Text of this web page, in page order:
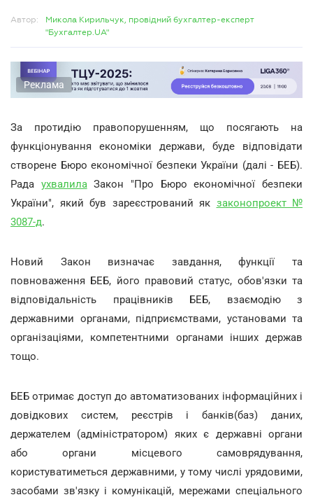
Автор:
Микола Кирильчук, провідний бухгалтер-експерт
"Бухгалтер.UA"
Реклама
За протидію правопорушенням, що посягають на
функціонування економіки держави, буде відповідати
створене Бюро економічної безпеки України (далі - БЕБ).
Рада ухвалилаЗакон "Про Бюро економічної безпеки
України", який був зареєстрований як законопроект №
3087-д.
Новий Закон визначає завдання, функції та
повноваження БЕБ, його правовий статус, обов'язки та
відповідальність працівників БЕБ, взаємодію з
державними органами, підприємствами, установами та
організаціями, компетентними органами інших держав
тощо.
БЕБ отримає доступ до автоматизованих інформаційних і
довідкових систем, реєстрів і банків(баз) даних,
держателем (адміністратором) яких є державні органи
або органи місцевого самоврядування,
користуватиметься державними, у тому числі урядовими,
засобами зв'язку і комунікацій, мережами спеціального